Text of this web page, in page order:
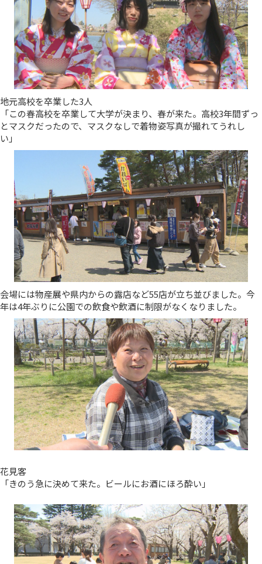
地元高校を卒業した3人
「この春高校を卒業して大学が決まり、春が来た。高校3年間ずっ
とマスクだったので、マスクなしで着物姿写真が撮れてうれし
い」
会場には物産展や県内からの露店など55店が立ち並びました。今
年は4年ぶりに公園での飲食や飲酒に制限がなくなりました。
花見客
「きのう急に決めて来た。ビールにお酒にほろ酔い」